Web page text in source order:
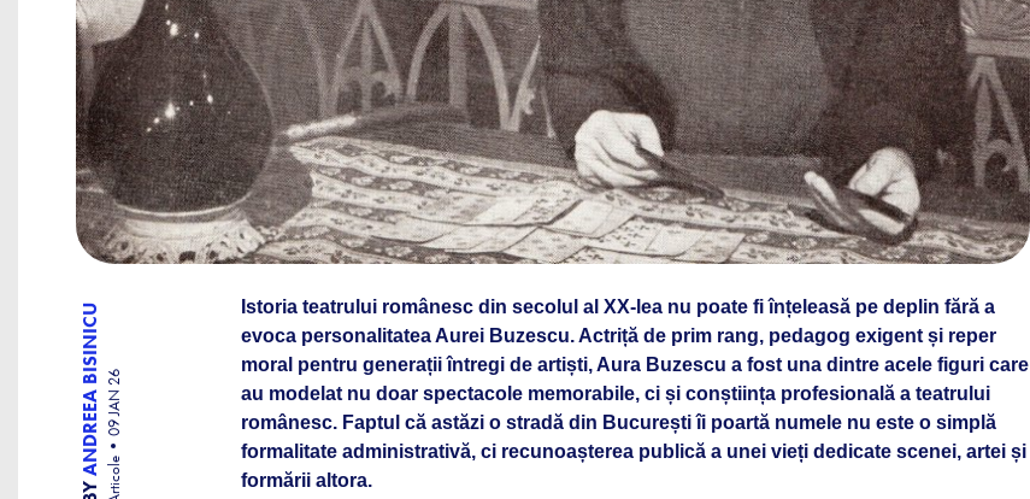
BY
ANDREEA BISINICU
Articole
09 JAN 26
Istoria teatrului românesc din secolul al XX-lea nu poate fi înțeleasă pe deplin fără a
evoca personalitatea Aurei Buzescu. Actriță de prim rang, pedagog exigent și reper
moral pentru generații întregi de artiști, Aura Buzescu a fost una dintre acele figuri care
au modelat nu doar spectacole memorabile, ci și conștiința profesională a teatrului
românesc. Faptul că astăzi o stradă din București îi poartă numele nu este o simplă
formalitate administrativă, ci recunoașterea publică a unei vieți dedicate scenei, artei și
formării altora.